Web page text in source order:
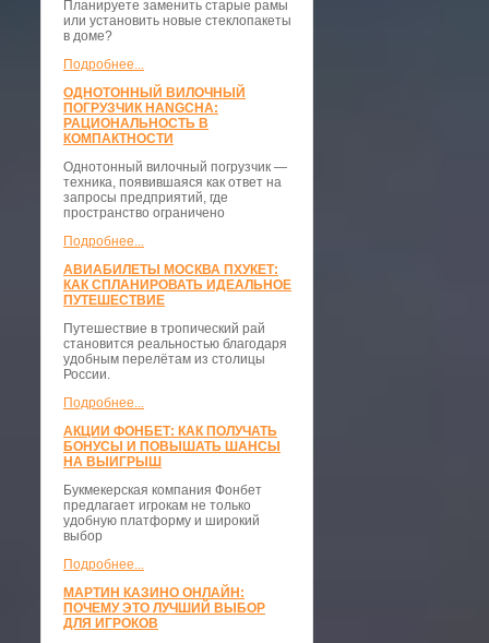
Планируете заменить старые рамы
или установить новые стеклопакеты
в доме?
Подробнее...
ОДНОТОННЫЙ ВИЛОЧНЫЙ
ПОГРУЗЧИК HANGCHA:
РАЦИОНАЛЬНОСТЬ В
КОМПАКТНОСТИ
​Однотонный вилочный погрузчик —
техника, появившаяся как ответ на
запросы предприятий, где
пространство ограничено
Подробнее...
АВИАБИЛЕТЫ МОСКВА ПХУКЕТ:
КАК СПЛАНИРОВАТЬ ИДЕАЛЬНОЕ
ПУТЕШЕСТВИЕ
Путешествие в тропический рай
становится реальностью благодаря
удобным перелётам из столицы
России.
Подробнее...
АКЦИИ ФОНБЕТ: КАК ПОЛУЧАТЬ
БОНУСЫ И ПОВЫШАТЬ ШАНСЫ
НА ВЫИГРЫШ
Букмекерская компания Фонбет
предлагает игрокам не только
удобную платформу и широкий
выбор
Подробнее...
МАРТИН КАЗИНО ОНЛАЙН:
ПОЧЕМУ ЭТО ЛУЧШИЙ ВЫБОР
ДЛЯ ИГРОКОВ